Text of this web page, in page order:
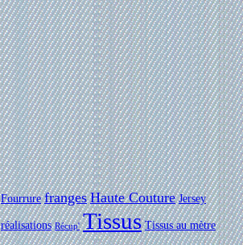
Fourrure franges Haute Couture Jersey
réalisations Récup' Tissus Tissus au mètre